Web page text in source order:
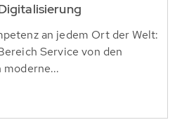
an jedem Ort der Welt:
Service von den